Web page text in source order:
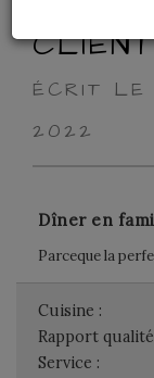
ÉCRIT LE
2022
Dîner en
Parceque la
Cuisine :
Rapport
Service :